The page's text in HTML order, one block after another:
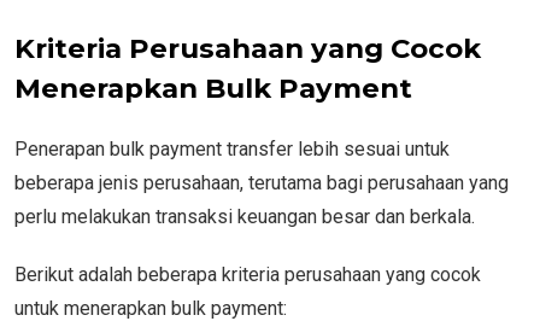
Kriteria Perusahaan yang Cocok
Menerapkan Bulk Payment
Penerapan bulk payment transfer lebih sesuai untuk
beberapa jenis perusahaan, terutama bagi perusahaan yang
perlu melakukan transaksi keuangan besar dan berkala.
Berikut adalah beberapa kriteria perusahaan yang cocok
untuk menerapkan bulk payment: